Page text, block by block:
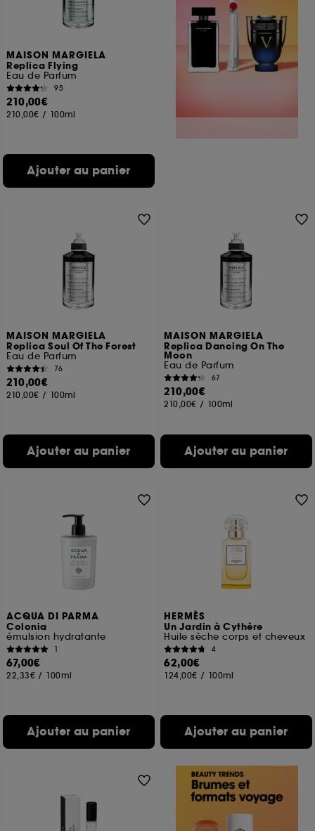
MAISON MARGIELA
Replica Flying
Eau de Parfum
95
210,00€
210,00€ / 100ml
Ajouter au panier
MAISON MARGIELA
Replica Soul Of The Forest
Eau de Parfum
76
210,00€
210,00€ / 100ml
Ajouter au panier
MAISON MARGIELA
Replica Dancing On The
Moon
Eau de Parfum
67
210,00€
210,00€ / 100ml
Ajouter au panier
ACQUA DI PARMA
Colonia
émulsion hydratante
1
67,00€
22,33€ / 100ml
Ajouter au panier
HERMÈS
Un Jardin à Cythère
Huile sèche corps et cheveux
4
62,00€
124,00€ / 100ml
Ajouter au panier